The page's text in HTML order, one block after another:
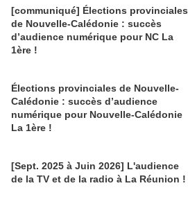
[communiqué] Élections provinciales
de Nouvelle-Calédonie : succès
d’audience numérique pour NC La
1ère !
Élections provinciales de Nouvelle-
Calédonie : succès d’audience
numérique pour Nouvelle-Calédonie
La 1ère !
[Sept. 2025 à Juin 2026] L'audience
de la TV et de la radio à La Réunion !